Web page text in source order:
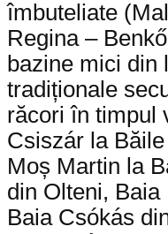
îmbuteliate
Regina –
bazine mici din
tradiționale
răcori în timpul
Csiszár la
Moș Martin la
din Olteni, Baia
Baia Csókás